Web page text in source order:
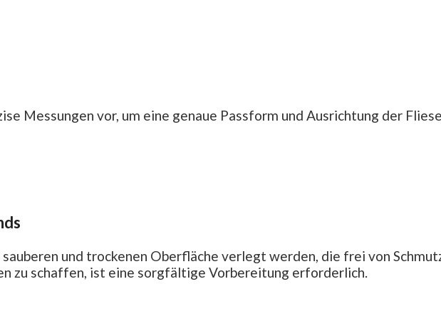
Messungen vor, um eine genaue Passform und Ausrichtung der
und trockenen Oberfläche verlegt werden, die frei von
zu schaffen, ist eine sorgfältige Vorbereitung erforderlich.